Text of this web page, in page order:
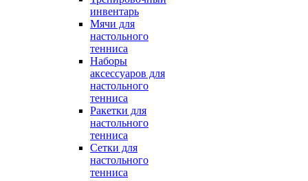
инвентарь
Мячи для
настольного
тенниса
Наборы
аксессуаров для
настольного
тенниса
Ракетки для
настольного
тенниса
Сетки для
настольного
тенниса